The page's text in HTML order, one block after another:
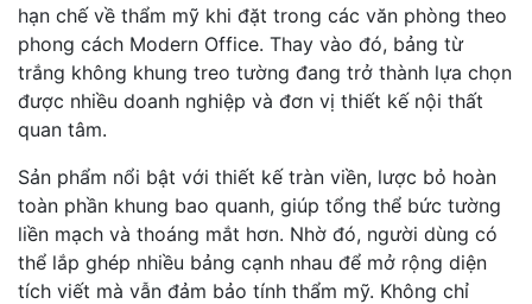
hạn chế về thẩm mỹ khi đặt trong các văn phòng theo
phong cách Modern Office. Thay vào đó, bảng từ
trắng không khung treo tường đang trở thành lựa chọn
được nhiều doanh nghiệp và đơn vị thiết kế nội thất
quan tâm.
Sản phẩm nổi bật với thiết kế tràn viền, lược bỏ hoàn
toàn phần khung bao quanh, giúp tổng thể bức tường
liền mạch và thoáng mắt hơn. Nhờ đó, người dùng có
thể lắp ghép nhiều bảng cạnh nhau để mở rộng diện
tích viết mà vẫn đảm bảo tính thẩm mỹ. Không chỉ